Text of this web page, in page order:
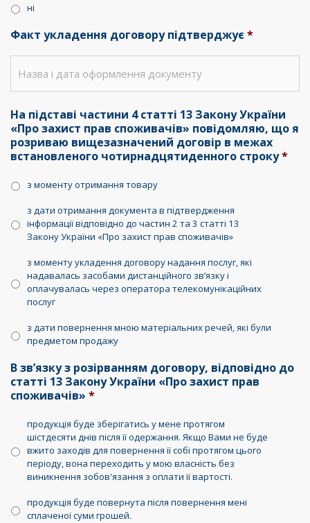
ні
Факт укладення договору підтверджує *
На підставі частини 4 статті 13 Закону України
«Про захист прав споживачів» повідомляю, що я
розриваю вищезазначений договір в межах
встановленого чотирнадцятиденного строку*
з моменту отримання товару
з дати отримання документа в підтвердження
інформації відповідно до частин 2 та 3 статті 13
Закону України «Про захист прав споживачів»
з моменту укладення договору надання послуг, які
надавалась засобами дистанційного зв’язку і
оплачувалась через оператора телекомунікаційних
послуг
з дати повернення мною матеріальних речей, які були
предметом продажу
В зв’язку з розірванням договору, відповідно до
статті 13 Закону України «Про захист прав
споживачів» *
продукція буде зберігатись у мене протягом
шістдесяти днів після її одержання. Якщо Вами не буде
вжито заходів для повернення її собі протягом цього
періоду, вона переходить у мою власність без
виникнення зобов'язання з оплати її вартості.
продукція буде повернута після повернення мені
сплаченої суми грошей.